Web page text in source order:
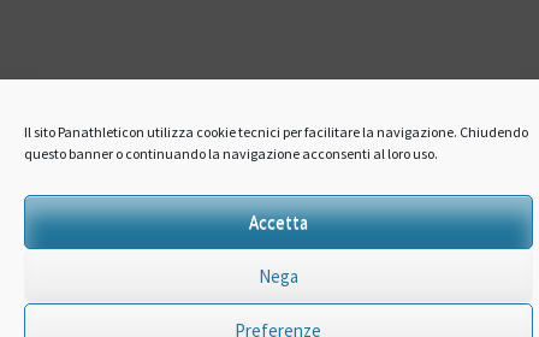
Il sito Panathleticon utilizza cookie tecnici per facilitare la navigazione. Chiudendo
questo banner o continuando la navigazione acconsenti al loro uso.
Accetta
Nega
Preferenze